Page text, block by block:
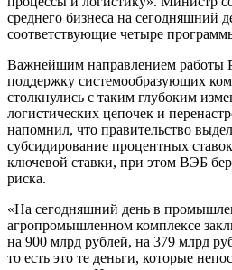
среднего бизнеса на сегодняшний
соответствующие четыре
Важнейшим направлением работы
поддержку системообразующих
столкнулись с таким глубоким
логистических цепочек и
напомнил, что правительство
субсидирование процентных
ключевой ставки, при этом ВЭБ
риска.
«На сегодняшний день в
агропромышленном комплексе
на 900 млрд рублей, на 379 млрд
то есть это те деньги, которые